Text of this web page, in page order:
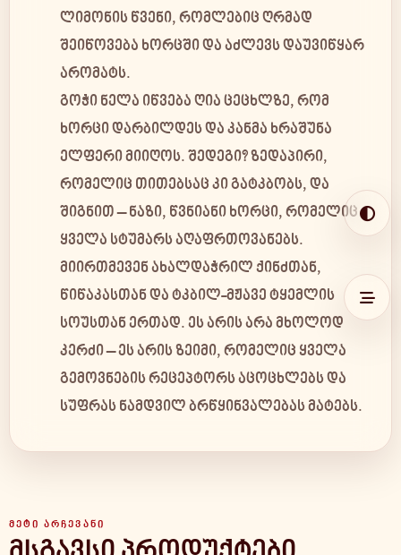
ლიმონის წვენი, რომლებიც ღრმად
შეიწოვება ხორცში და აძლევს დაუვიწყარ
არომატს.
გოჭი ნელა იწვება ღია ცეცხლზე, რომ
ხორცი დარბილდეს და კანმა ხრაშუნა
ელფერი მიიღოს. შედეგი? ზედაპირი,
რომელიც თითებსაც კი გატკბობს, და
შიგნით – ნაზი, წვნიანი ხორცი, რომელიც
ყველა სტუმარს აღაფრთოვანებს.
მიირთმევენ ახალდაჭრილ ქინძთან,
წიწაკასთან და ტკბილ-მჟავე ტყემლის
სოუსთან ერთად. ეს არის არა მხოლოდ
კერძი – ეს არის ზეიმი, რომელიც ყველა
გემოვნების რეცეპტორს აცოცხლებს და
სუფრას ნამდვილ ბრწყინვალებას მატებს.
ᲛᲔᲢᲘ ᲐᲠᲩᲔᲕᲐᲜᲘ